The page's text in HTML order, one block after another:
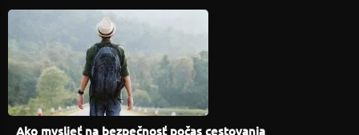
Ako myslieť na bezpečnosť počas cestovania